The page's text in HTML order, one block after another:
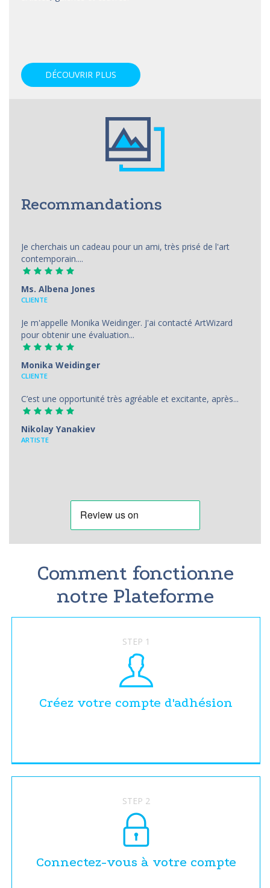
DÉCOUVRIR PLUS
Recommandations
Je cherchais un cadeau pour un ami, très prisé de l'art
contemporain....
Ms. Albena Jones
CLIENTE
Je m'appelle Monika Weidinger. J'ai contacté ArtWizard
pour obtenir une évaluation...
Monika Weidinger
CLIENTE
C’est une opportunité très agréable et excitante, après...
Nikolay Yanakiev
ARTISTE
Comment fonctionne
notre Plateforme
STEP 1
Créez votre compte d'adhésion
STEP 2
Connectez-vous à votre compte